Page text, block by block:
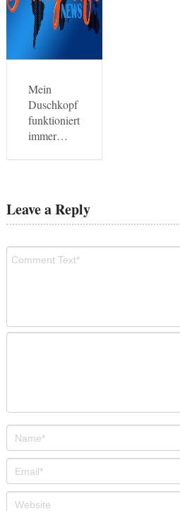
Mein
Duschkopf
funktioniert
immer…
Leave a Reply